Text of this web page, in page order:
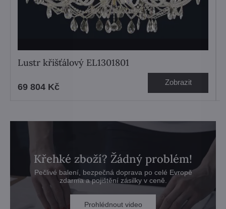
Lustr křišťálový EL1301801
69 804 Kč Zobrazit
Křehké zboží? Žádný problém!
Pečlivé balení, bezpečná doprava po celé Evropě
zdarma a pojištění zásilky v ceně.
Prohlédnout video